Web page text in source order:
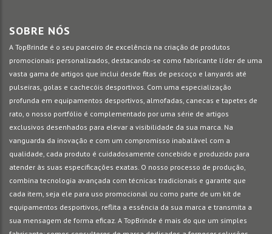
SOBRE NÓS
A TopBrinde é o seu parceiro de excelência na criação de produtos
promocionais personalizados, destacando-se como fabricante líder de uma
vasta gama de artigos que inclui desde fitas de pescoço e lanyards até
pulseiras, golas e cachecóis desportivos. Com uma especialização
profunda em equipamentos desportivos, almofadas, canecas e tapetes de
rato, o nosso portfólio é complementado por uma série de artigos
exclusivos desenhados para elevar a visibilidade da sua marca. Na
vanguarda da inovação e com um compromisso inabalável com a
qualidade, cada produto é cuidadosamente concebido e produzido para
atender às suas especificações exatas. O nosso processo de produção,
combina tecnologia avançada com técnicas tradicionais e garante que
cada item, seja ele para uso promocional ou como parte de um kit de
equipamentos desportivos, reflita a essência da sua marca e transmita a
sua mensagem de forma eficaz. A TopBrinde é mais do que um simples